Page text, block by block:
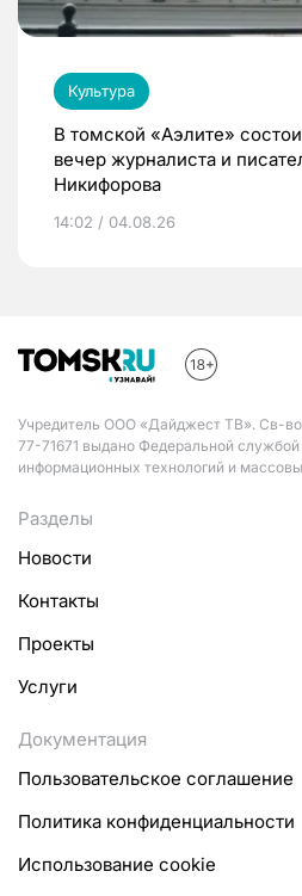
Культура
В томской «Аэлите»
вечер журналиста и
Никифорова
14:02 / 04.08.26
Учредитель ООО «Дайджест ТВ». Св-
77-71671 выдано Федеральной службой
информационных технологий и
Разделы
Новости
Контакты
Проекты
Услуги
Документация
Пользовательское соглашение
Политика конфиденциальности
Использование cookie